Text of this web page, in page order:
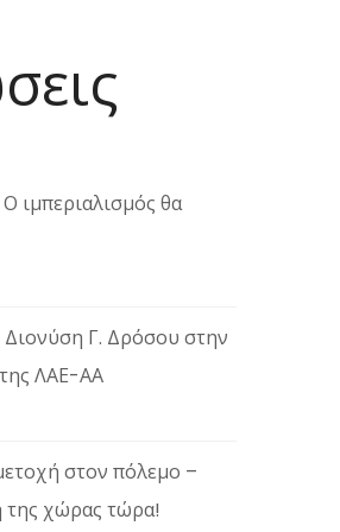
ιμπεριαλισμός θα
Διονύση Γ. Δρόσου στην
ΛΑΕ-ΑΑ
στον πόλεμο –
της χώρας τώρα!